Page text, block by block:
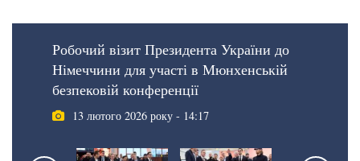
Робочий візит Президента України до
Німеччини для участі в Мюнхенській
безпековій конференції
13 лютого 2026 року - 14:17